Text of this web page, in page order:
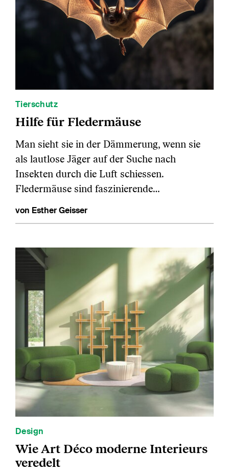
Tierschutz
Hilfe für Fledermäuse
Man sieht sie in der Dämmerung, wenn sie
als lautlose Jäger auf der Suche nach
Insekten durch die Luft schiessen.
Fledermäuse sind faszinierende…
von Esther Geisser
Design
Wie Art Déco moderne Interieurs
veredelt